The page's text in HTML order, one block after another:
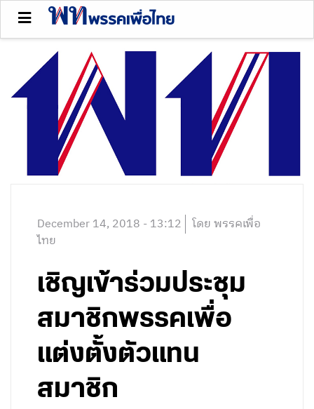
December 14, 2018 - 13:12 โดย พรรคเพื่อ
ไทย
เชิญเข้าร่วมประชุม
สมาชิกพรรคเพื่อ
แต่งตั้งตัวแทน
สมาชิก